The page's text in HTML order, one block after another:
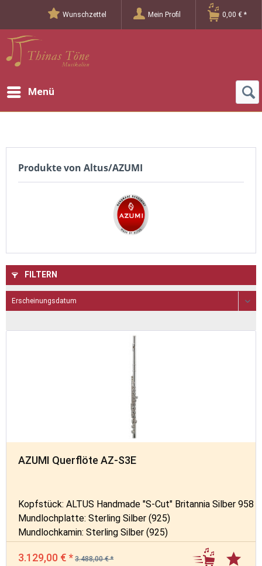
Wunschzettel Mein Profil 0,00 € *
Menü
Produkte von Altus/AZUMI
FILTERN
AZUMI Querflöte AZ-S3E
Kopfstück: ALTUS Handmade "S-Cut" Britannia Silber 958
Mundlochplatte: Sterling Silber (925)
Mundlochkamin: Sterling Silber (925)
3.129,00 € * 3.488,00 € *